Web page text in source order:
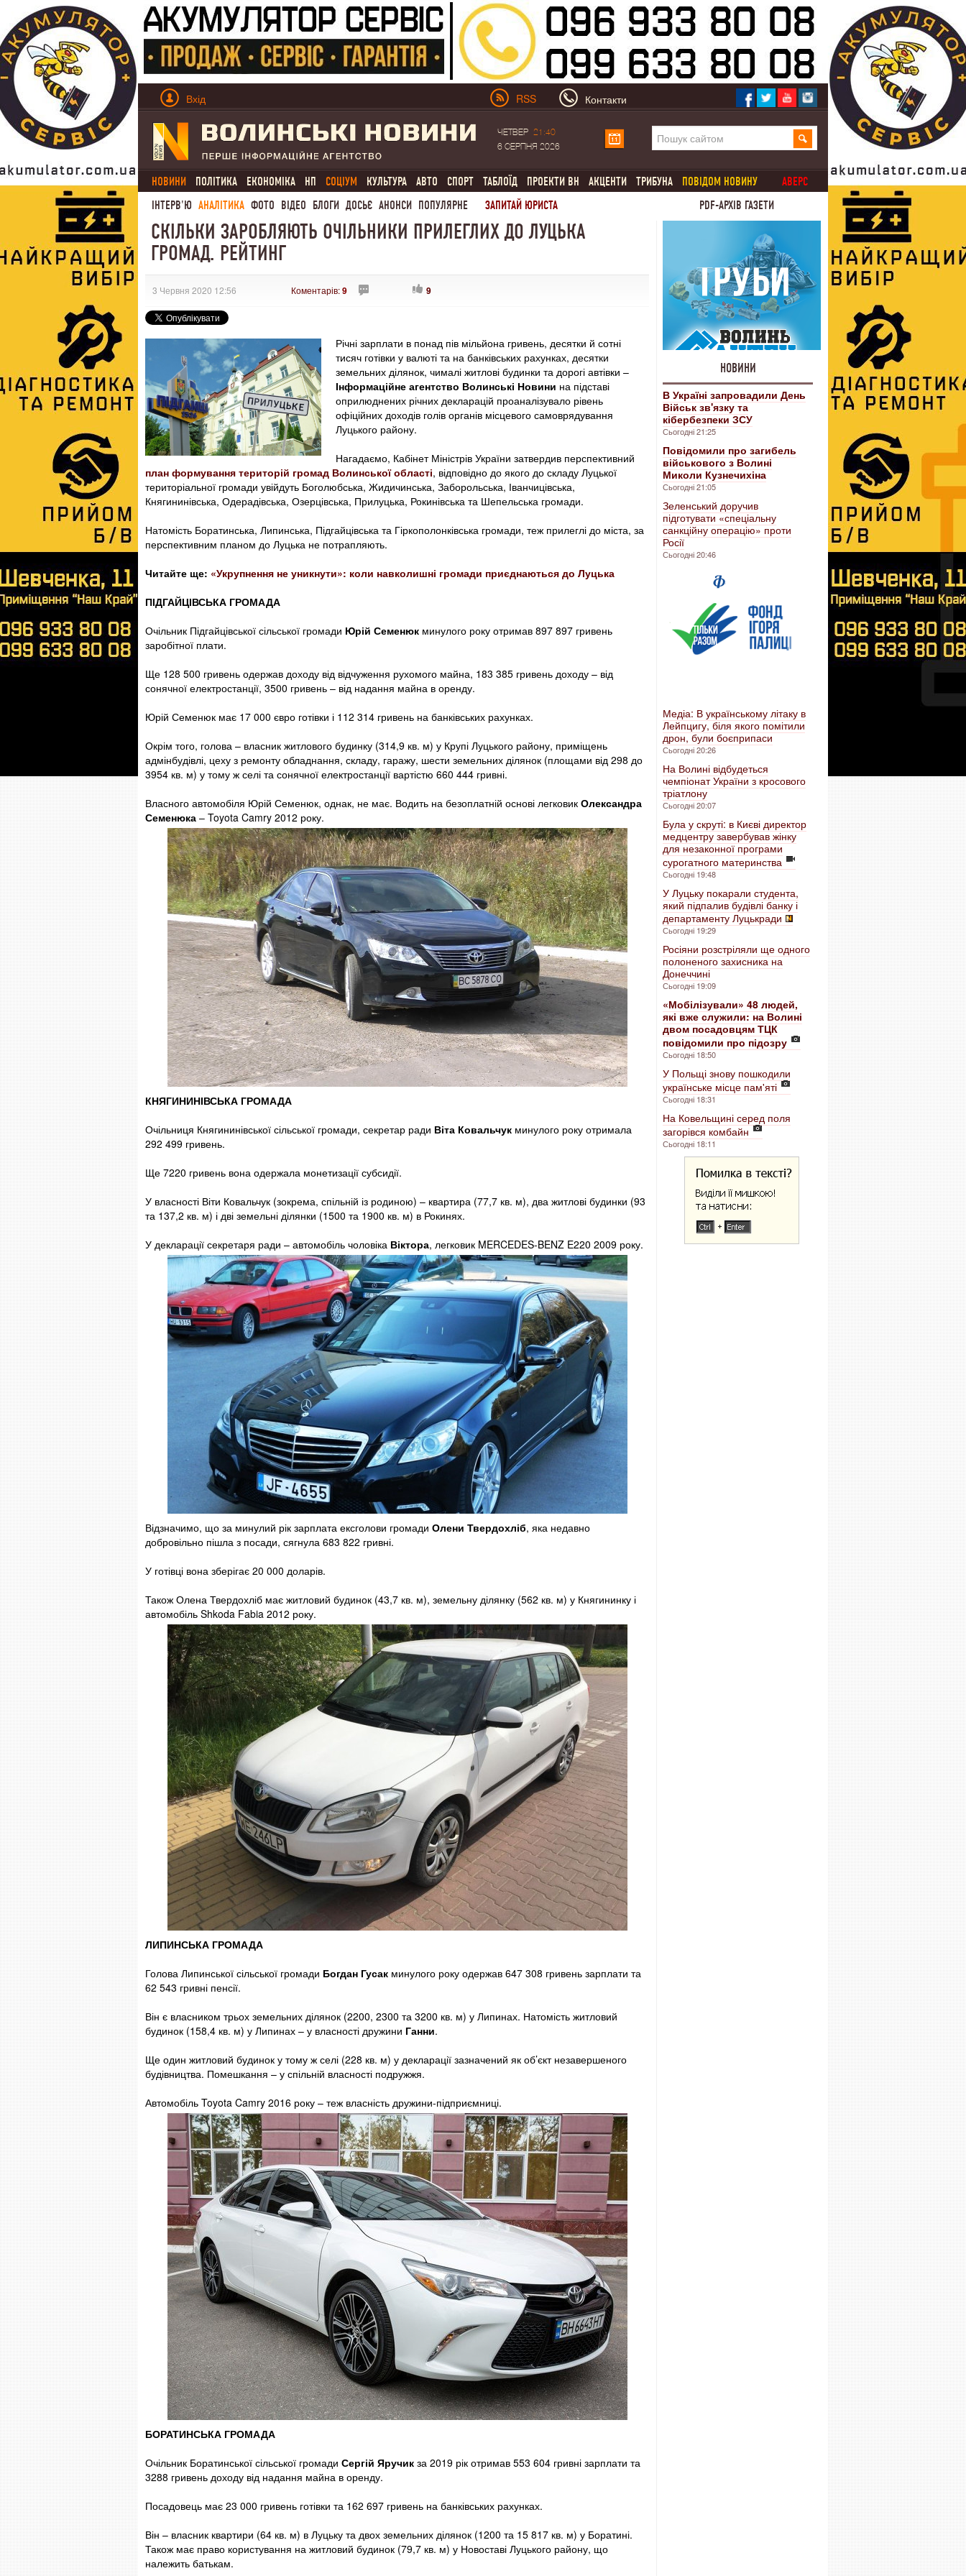
Вхід RSS Контакти
ЧЕТВЕР
21:40
6 СЕРПНЯ 2026
НОВИНИ ПОЛІТИКА ЕКОНОМІКА НП СОЦІУМ КУЛЬТУРА АВТО СПОРТ ТАБЛОЇД ПРОЕКТИ ВН АКЦЕНТИ ТРИБУНА ПОВІДОМ НОВИНУ
АВЕРС
ІНТЕРВ'Ю АНАЛІТИКА ФОТО ВІДЕО БЛОГИ ДОСЬЄ АНОНСИ ПОПУЛЯРНЕ ЗАПИТАЙ ЮРИСТА PDF-АРХІВ ГАЗЕТИ
СКІЛЬКИ ЗАРОБЛЯЮТЬ ОЧІЛЬНИКИ ПРИЛЕГЛИХ ДО ЛУЦЬКА
ГРОМАД. РЕЙТИНГ
3 Червня 2020 12:56 Коментарів:9 9
Річні зарплати в понад пів мільйона гривень, десятки й сотні
тисяч готівки у валюті та на банківських рахунках, десятки
земельних ділянок, чималі житлові будинки та дорогі автівки –
Інформаційне агентство Волинські Новини на підставі
оприлюднених річних декларацій проаналізувало рівень
офіційних доходів голів органів місцевого самоврядування
Луцького району.
Нагадаємо, Кабінет Міністрів України затвердив перспективний
план формування територій громад Волинської області, відповідно до якого до складу Луцької
територіальної громади увійдуть Боголюбська, Жидичинська, Заборольська, Іванчицівська,
Княгининівська, Одерадівська, Озерцівська, Прилуцька, Рокинівська та Шепельська громади.
Натомість Боратинська, Липинська, Підгайцівська та Гіркополонківська громади, теж прилеглі до міста, за
перспективним планом до Луцька не потрапляють.
Читайте ще: «Укрупнення не уникнути»: коли навколишні громади приєднаються до Луцька
ПІДГАЙЦІВСЬКА ГРОМАДА
Очільник Підгайцівської сільської громади Юрій Семенюк минулого року отримав 897 897 гривень
заробітної плати.
Ще 128 500 гривень одержав доходу від відчуження рухомого майна, 183 385 гривень доходу – від
сонячної електростанції, 3500 гривень – від надання майна в оренду.
Юрій Семенюк має 17 000 євро готівки і 112 314 гривень на банківських рахунках.
Окрім того, голова – власник житлового будинку (314,9 кв. м) у Крупі Луцького району, приміщень
адмінбудівлі, цеху з ремонту обладнання, складу, гаражу, шести земельних ділянок (площами від 298 до
3954 кв. м) у тому ж селі та сонячної електростанції вартістю 660 444 гривні.
Власного автомобіля Юрій Семенюк, однак, не має. Водить на безоплатній основі легковик Олександра
Семенюка – Toyota Camry 2012 року.
КНЯГИНИНІВСЬКА ГРОМАДА
Очільниця Княгининівської сільської громади, секретар ради Віта Ковальчук минулого року отримала
292 499 гривень.
Ще 7220 гривень вона одержала монетизації субсидії.
У власності Віти Ковальчук (зокрема, спільній із родиною) – квартира (77,7 кв. м), два житлові будинки (93
та 137,2 кв. м) і дві земельні ділянки (1500 та 1900 кв. м) в Рокинях.
У декларації секретаря ради – автомобіль чоловіка Віктора, легковик MERCEDES-BENZ E220 2009 року.
Відзначимо, що за минулий рік зарплата ексголови громади Олени Твердохліб, яка недавно
добровільно пішла з посади, сягнула 683 822 гривні.
У готівці вона зберігає 20 000 доларів.
Також Олена Твердохліб має житловий будинок (43,7 кв. м), земельну ділянку (562 кв. м) у Княгининку і
автомобіль Shkoda Fabia 2012 року.
ЛИПИНСЬКА ГРОМАДА
Голова Липинської сільської громади Богдан Гусак минулого року одержав 647 308 гривень зарплати та
62 543 гривні пенсії.
Він є власником трьох земельних ділянок (2200, 2300 та 3200 кв. м) у Липинах. Натомість житловий
будинок (158,4 кв. м) у Липинах – у власності дружини Ганни.
Ще один житловий будинок у тому ж селі (228 кв. м) у декларації зазначений як об’єкт незавершеного
будівництва. Помешкання – у спільній власності подружжя.
Автомобіль Toyota Camry 2016 року – теж власність дружини-підприємниці.
БОРАТИНСЬКА ГРОМАДА
Очільник Боратинської сільської громади Сергій Яручик за 2019 рік отримав 553 604 гривні зарплати та
3288 гривень доходу від надання майна в оренду.
Посадовець має 23 000 гривень готівки та 162 697 гривень на банківських рахунках.
Він – власник квартири (64 кв. м) в Луцьку та двох земельних ділянок (1200 та 15 817 кв. м) у Боратині.
Також має право користування на житловий будинок (79,7 кв. м) у Новоставі Луцького району, що
належить батькам.
НОВИНИ
В Україні запровадили День
Військ зв'язку та
кібербезпеки ЗСУ
Сьогодні 21:25
Повідомили про загибель
військового з Волині
Миколи Кузнечихіна
Сьогодні 21:05
Зеленський доручив
підготувати «спеціальну
санкційну операцію» проти
Росії
Сьогодні 20:46
Медіа: В українському літаку в
Лейпцигу, біля якого помітили
дрон, були боєприпаси
Сьогодні 20:26
На Волині відбудеться
чемпіонат України з кросового
тріатлону
Сьогодні 20:07
Була у скруті: в Києві директор
медцентру завербував жінку
для незаконної програми
сурогатного материнства
Сьогодні 19:48
У Луцьку покарали студента,
який підпалив будівлі банку і
департаменту Луцькради
Сьогодні 19:29
Росіяни розстріляли ще одного
полоненого захисника на
Донеччині
Сьогодні 19:09
«Мобілізували» 48 людей,
які вже служили: на Волині
двом посадовцям ТЦК
повідомили про підозру
Сьогодні 18:50
У Польщі знову пошкодили
українське місце пам'яті
Сьогодні 18:31
На Ковельщині серед поля
загорівся комбайн
Сьогодні 18:11